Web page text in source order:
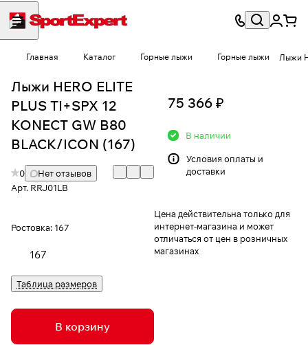
Главная Каталог Горные лыжи Горные лыжи Лыжи
Лыжи HERO ELITE
PLUS TI+SPX 12
KONECT GW B80
BLACK/ICON (167)
0
Нет отзывов
Арт. RRJ01LB
Ростовка: 167
167
Таблица размеров
В корзину
75 366 ₽
В наличии
Условия оплаты и
доставки
Цена действительна только для
интернет-магазина и может
отличаться от цен в розничных
магазинах